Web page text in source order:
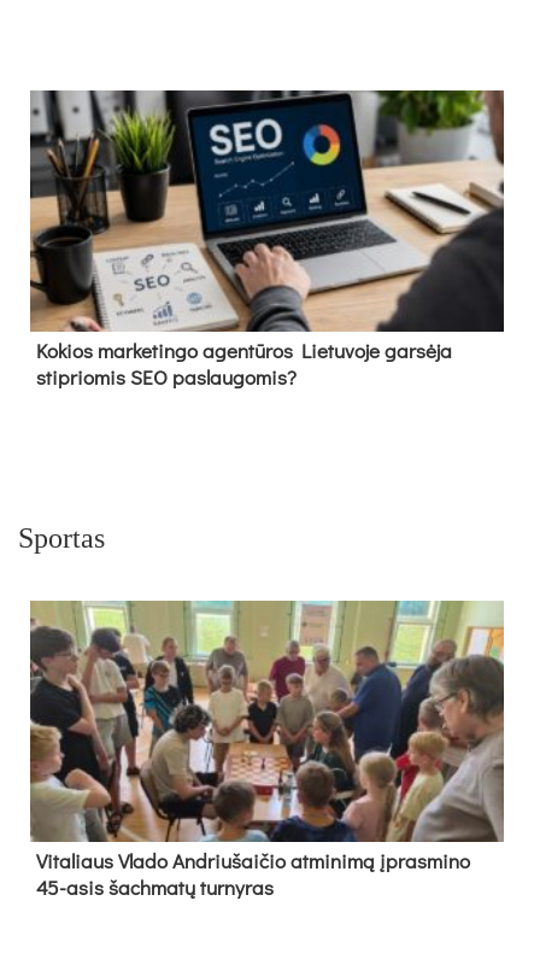
Kokios marketingo agentūros Lietuvoje garsėja
stipriomis SEO paslaugomis?
Sportas
Vi­ta­liaus Vla­do And­riu­šai­čio at­mi­ni­mą įpras­mi­no
45-asis šach­ma­tų tur­ny­ras